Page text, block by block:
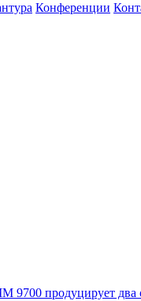
Конференции
9700 продуцирует